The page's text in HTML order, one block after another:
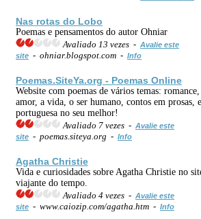
Nas rotas do Lobo
Poemas e pensamentos do autor Ohniar
Avaliado 13 vezes - Avalie este
site - ohniar.blogspot.com - Info
Poemas.SiteYa.org - Poemas Online
Website com poemas de vários temas: romance,
amor, a vida, o ser humano, contos em prosas,
portuguesa no seu melhor!
Avaliado 7 vezes - Avalie este
site - poemas.siteya.org - Info
Agatha Christie
Vida e curiosidades sobre Agatha Christie no
viajante do tempo.
Avaliado 4 vezes - Avalie este
site - www.caiozip.com/agatha.htm - Info